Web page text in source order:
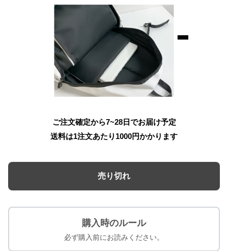
ご注文確定から7~28日でお届け予定
送料は1注文あたり 1000円かかります
売り切れ
購入時のルール
必ず購入前にお読みください。